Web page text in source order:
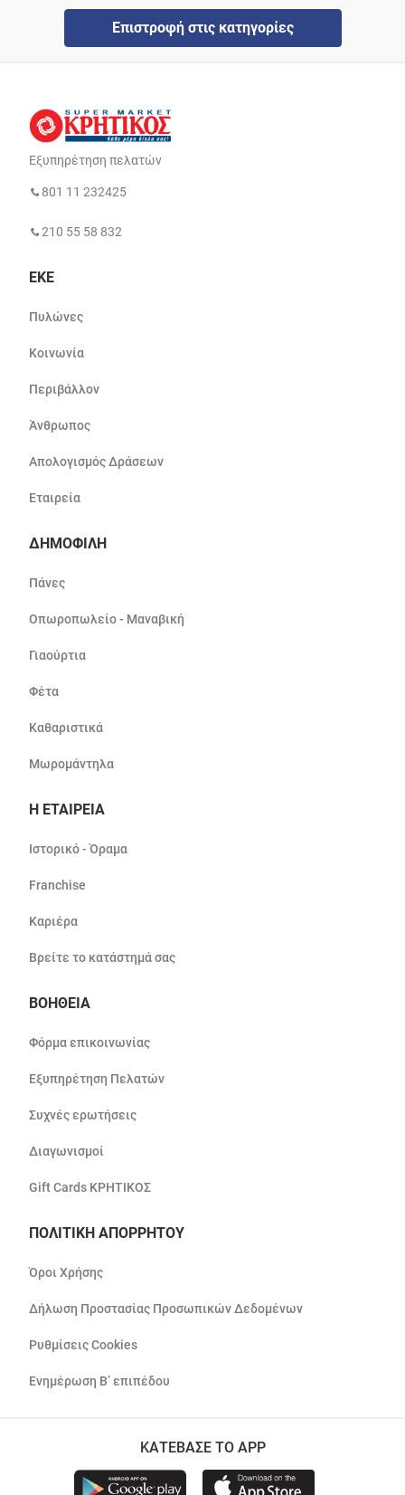
Επιστροφή στις κατηγορίες
Εξυπηρέτηση πελατών
801 11 232425
210 55 58 832
ΕΚΕ
Πυλώνες
Κοινωνία
Περιβάλλον
Άνθρωπος
Απολογισμός Δράσεων
Εταιρεία
ΔΗΜΟΦΙΛΗ
Πάνες
Οπωροπωλείο - Μαναβική
Γιαούρτια
Φέτα
Καθαριστικά
Μωρομάντηλα
Η ΕΤΑΙΡΕΙΑ
Ιστορικό - Όραμα
Franchise
Καριέρα
Βρείτε το κατάστημά σας
ΒΟΗΘΕΙΑ
Φόρμα επικοινωνίας
Εξυπηρέτηση Πελατών
Συχνές ερωτήσεις
Διαγωνισμοί
Gift Cards ΚΡΗΤΙΚΟΣ
ΠΟΛΙΤΙΚΗ ΑΠΟΡΡΗΤΟΥ
Όροι Χρήσης
Δήλωση Προστασίας Προσωπικών Δεδομένων
Ρυθμίσεις Cookies
Ενημέρωση Β’ επιπέδου
ΚΑΤΕΒΑΣΕ ΤΟ APP